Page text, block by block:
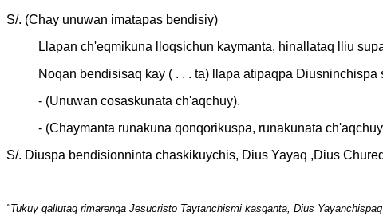
S/. (Chay unuwan imatapas bendisiy)
Llapan ch'eqmikuna lloqsichun kaymanta, hinallataq lliu
Noqan bendisisaq kay ( . . . ta) llapa atipaqpa
- (Unuwan cosaskunata ch'aqchuy).
- (Chaymanta runakuna qonqorikuspa, runakunata
S/. Diuspa bendisionninta chaskikuychis, Dius Yayaq ,Dius
"Tukuy qallutaq rimarenqa Jesucristo Taytanchismi kasqanta, Dius